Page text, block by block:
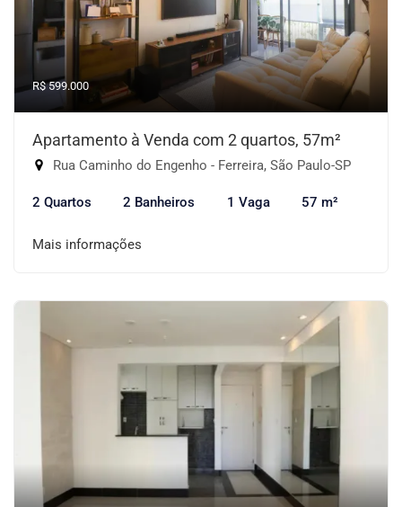
R$ 599.000
Apartamento à Venda com 2 quartos, 57m²
Rua Caminho do Engenho - Ferreira, São Paulo-SP
2 Quartos 2 Banheiros 1 Vaga 57 m²
Mais informações